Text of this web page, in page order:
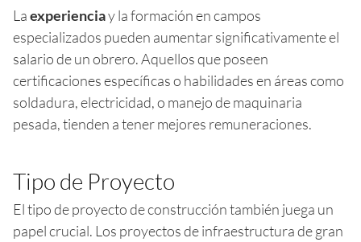
Laexperienciay la formación en campos
especializados pueden aumentar significativamente el
salario de un obrero. Aquellos que poseen
certificaciones específicas o habilidades en áreas como
soldadura, electricidad, o manejo de maquinaria
pesada, tienden a tener mejores remuneraciones.
Tipo de Proyecto
El tipo de proyecto de construcción también juega un
papel crucial. Los proyectos de infraestructura de gran